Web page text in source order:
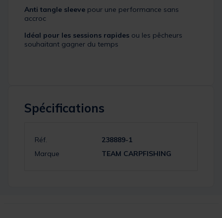
Anti tangle sleeve pour une performance sans
accroc
Idéal pour les sessions rapides ou les pêcheurs
souhaitant gagner du temps
Spécifications
Réf.
238889-1
Marque
TEAM CARPFISHING